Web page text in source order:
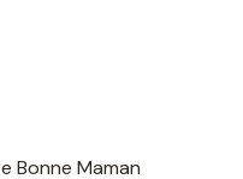
Bonne Maman